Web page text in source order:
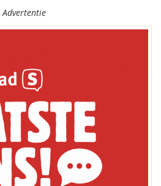
Advertentie